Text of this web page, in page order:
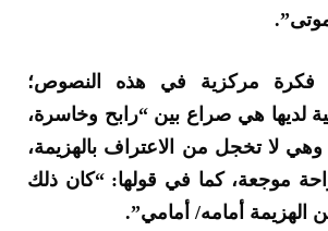
فكرة مركزية في هذه النصوص؛
لديها هي صراع بين “رابح وخاسرة،
لا تخجل من الاعتراف بالهزيمة،
موجعة، كما في قولها: “كان ذلك